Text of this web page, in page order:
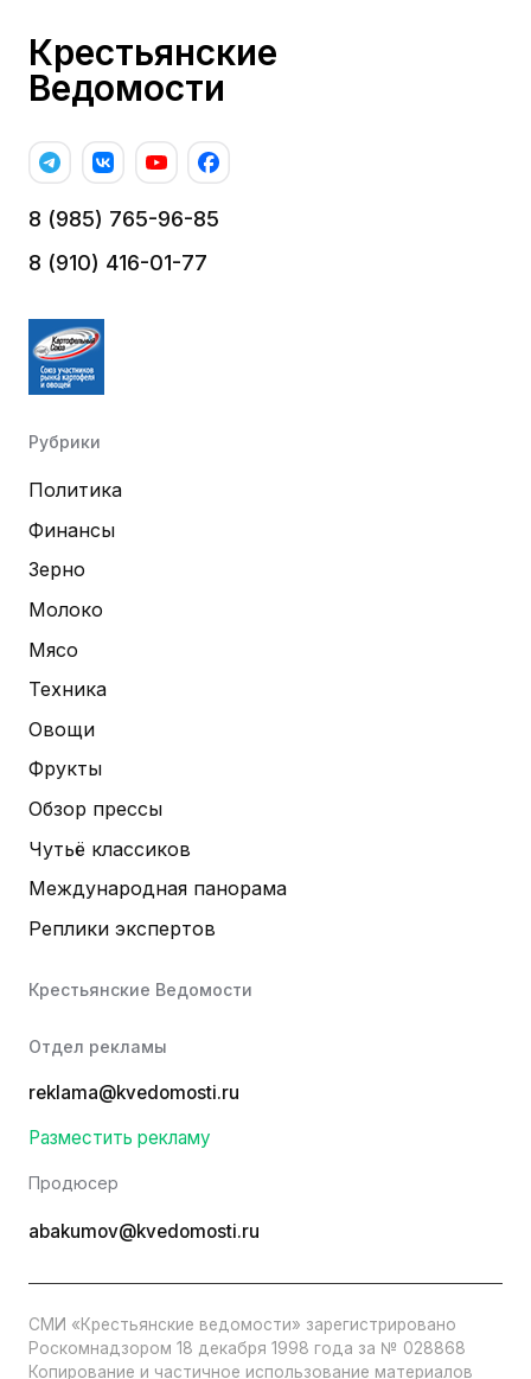
Крестьянские
Ведомости
8 (985) 765-96-85
8 (910) 416-01-77
Рубрики
Политика
Финансы
Зерно
Молоко
Мясо
Техника
Овощи
Фрукты
Обзор прессы
Чутьё классиков
Международная панорама
Реплики экспертов
Крестьянские Ведомости
Отдел рекламы
reklama@kvedomosti.ru
Разместить рекламу
Продюсер
abakumov@kvedomosti.ru
СМИ «Крестьянские ведомости» зарегистрировано
Роскомнадзором 18 декабря 1998 года за № 028868
Копирование и частичное использование материалов